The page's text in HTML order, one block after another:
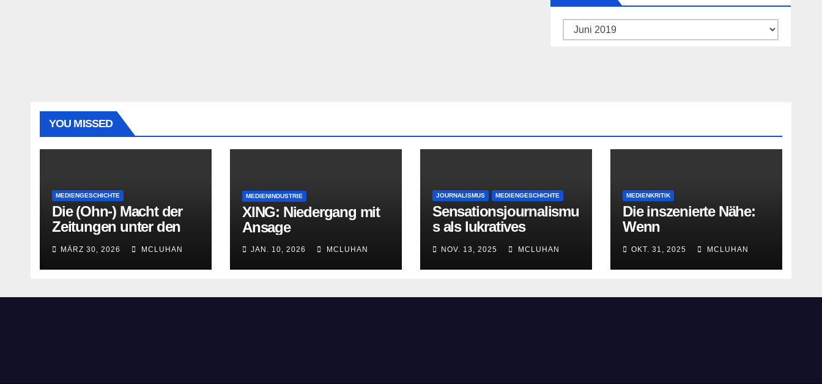
Archiv
YOU MISSED
MEDIENGESCHICHTE
Die (Ohn-) Macht der
Zeitungen unter den
letzten
Bourbonenkönigen
MÄRZ 30, 2026 MCLUHAN
MEDIENINDUSTRIE
XING: Niedergang mit
Ansage
JAN. 10, 2026 MCLUHAN
JOURNALISMUS MEDIENGESCHICHTE
Sensationsjournalismu
s als lukratives
NOV. 13, 2025 MCLUHAN
MEDIENKRITIK
Die inszenierte Nähe:
Wenn
Vertrautheit
vortäuschen
OKT. 31, 2025 MCLUHAN